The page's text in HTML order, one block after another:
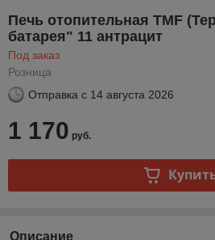
Печь отопительная TMF
батарея" 11 антрацит
Под заказ
Розница
Отправка с 14 августа 2026
1 170 руб.
Описание